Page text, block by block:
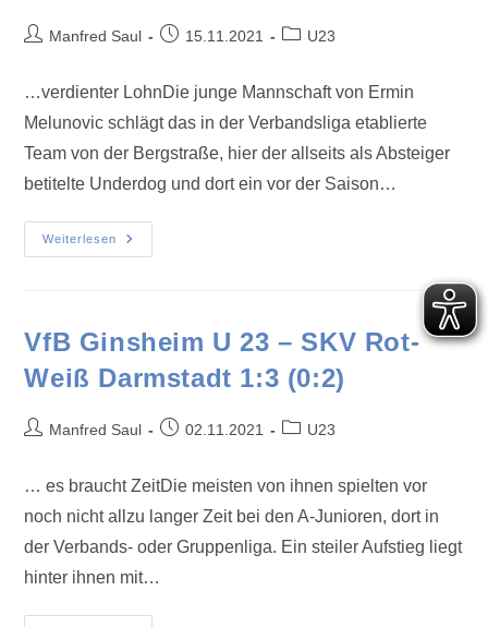
Manfred Saul 15.11.2021 U23
…verdienter LohnDie junge Mannschaft von Ermin
Melunovic schlägt das in der Verbandsliga etablierte
Team von der Bergstraße, hier der allseits als Absteiger
betitelte Underdog und dort ein vor der Saison…
Weiterlesen
VfB Ginsheim U 23 – SKV Rot-
Weiß Darmstadt 1:3 (0:2)
Manfred Saul 02.11.2021 U23
… es braucht ZeitDie meisten von ihnen spielten vor
noch nicht allzu langer Zeit bei den A-Junioren, dort in
der Verbands- oder Gruppenliga. Ein steiler Aufstieg liegt
hinter ihnen mit…